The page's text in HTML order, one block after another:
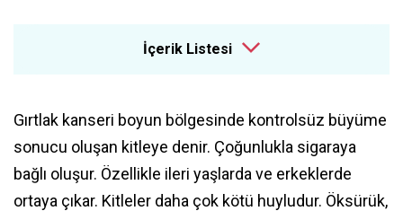
İçerik Listesi
Gırtlak kanseri boyun bölgesinde kontrolsüz büyüme
sonucu oluşan kitleye denir. Çoğunlukla sigaraya
bağlı oluşur. Özellikle ileri yaşlarda ve erkeklerde
ortaya çıkar. Kitleler daha çok kötü huyludur. Öksürük,